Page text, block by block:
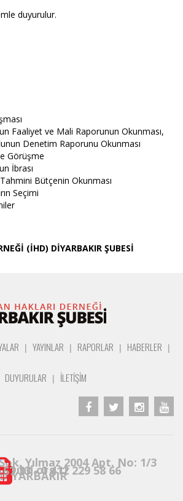
duyurulur.
Faaliyet ve Mali Raporunun Okunması,
Denetim Raporunu Okunması
Görüşme
İbrası
Bütçenin Okunması
Seçimi
(İHD) DİYARBAKIR ŞUBESİ
| YAYINLAR | RAPORLAR | HABERLER |
DUYURULAR | İLETİŞİM
Yılmaz 2004 Apt. No: 1/3
33 - 0 412 229 58 66
57 37